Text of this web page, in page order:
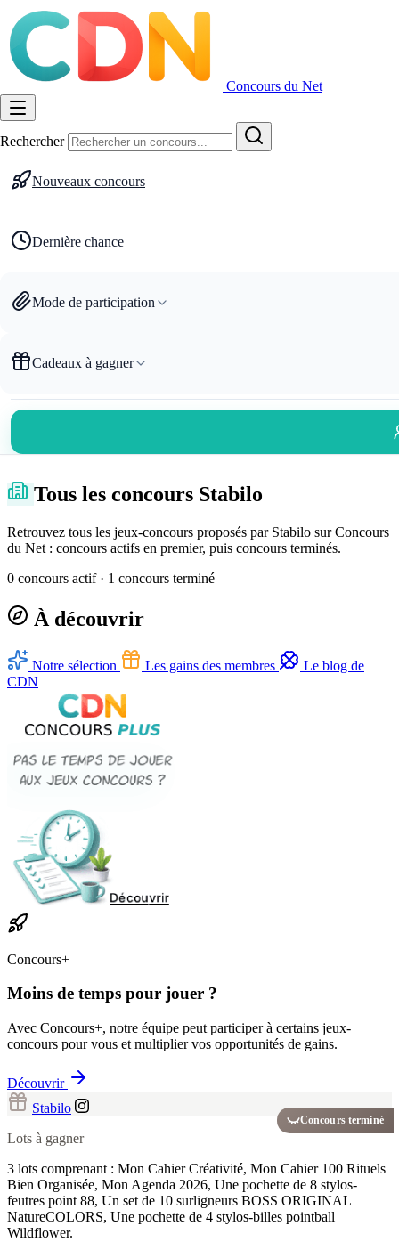
Concours du Net
Rechercher
Nouveaux concours
Dernière chance
Mode de participation
Cadeaux à gagner
Tous les concours Stabilo
Retrouvez tous les jeux-concours proposés par Stabilo sur Concours
du Net : concours actifs en premier, puis concours terminés.
0 concours actif · 1 concours terminé
À découvrir
Notre sélection Les gains des membres
Le blog de
CDN
Concours+
Moins de temps pour jouer ?
Avec Concours+, notre équipe peut participer à certains jeux-
concours pour vous et multiplier vos opportunités de gains.
Découvrir
Concours terminé
Stabilo
Lots à gagner
3 lots comprenant : Mon Cahier Créativité, Mon Cahier 100 Rituels
Bien Organisée, Mon Agenda 2026, Une pochette de 8 stylos-
feutres point 88, Un set de 10 surligneurs BOSS ORIGINAL
NatureCOLORS, Une pochette de 4 stylos-billes pointball
Wildflower.